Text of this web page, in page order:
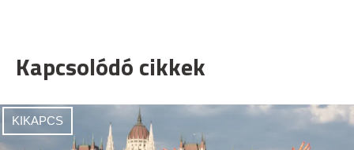
Kapcsolódó cikkek
KIKAPCS